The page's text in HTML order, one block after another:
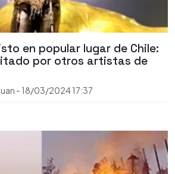
en popular lugar de Chile:
por otros artistas de
- 18/03/202417:37